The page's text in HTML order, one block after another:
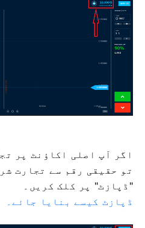
اگر آپ اصلی اکاؤنٹ پر
تو حقیقی رقم سے تجارت
"ڈپازٹ" پر کلک کریں۔
ڈپازٹ کیسے بنایا جائے۔